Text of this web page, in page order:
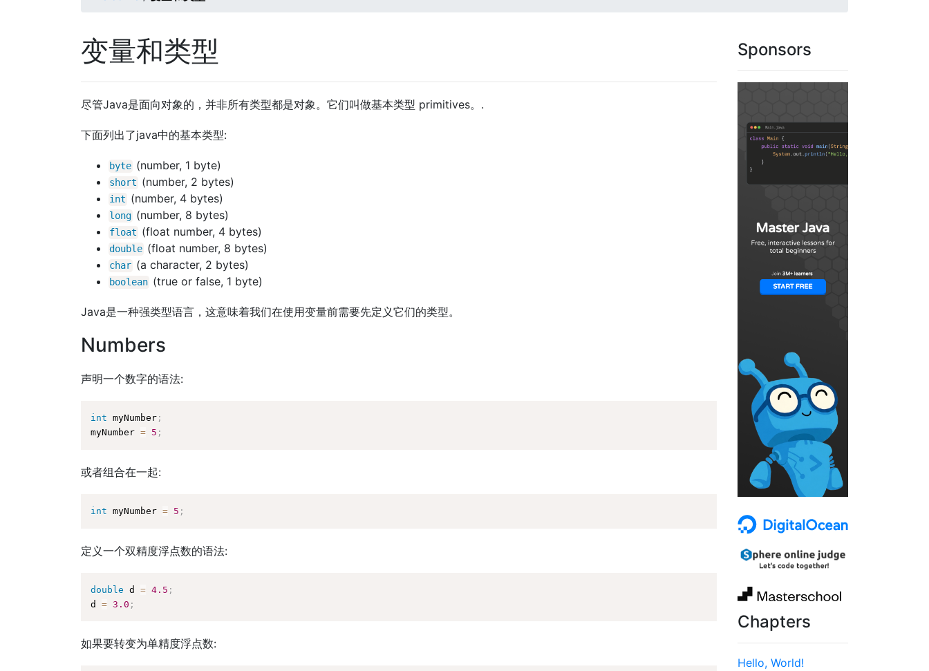
变量和类型
尽管Java是面向对象的，并非所有类型都是对象。它们叫做基本类型 primitives。.
下面列出了java中的基本类型:
byte (number, 1 byte)
short (number, 2 bytes)
int (number, 4 bytes)
long (number, 8 bytes)
float (float number, 4 bytes)
double (float number, 8 bytes)
char (a character, 2 bytes)
boolean (true or false, 1 byte)
Java是一种强类型语言，这意味着我们在使用变量前需要先定义它们的类型。
Numbers
声明一个数字的语法:
int myNumber ;
myNumber = 5 ;
或者组合在一起:
int myNumber = 5 ;
定义一个双精度浮点数的语法:
double d = 4.5 ;
d = 3.0 ;
如果要转变为单精度浮点数:
Sponsors
Chapters
Hello, World!